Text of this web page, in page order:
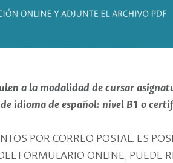
a la modalidad de cursar
idioma de español: nivel B1 o
POR CORREO POSTAL. ES
FORMULARIO ONLINE, PUEDE